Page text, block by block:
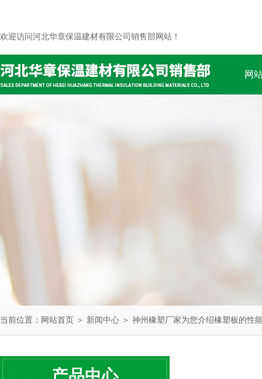
欢迎访问河北华章保温建材有限公司销售部网站！
网
当前位置： 网站首页 ＞ 新闻中心 ＞ 神州橡塑厂家为您介绍橡塑板的性